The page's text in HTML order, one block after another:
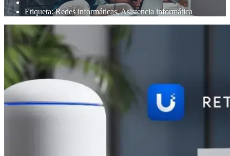
Etiqueta:Redes informáticas, Asistencia informática